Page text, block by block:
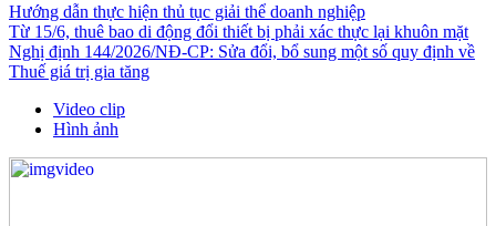
Hướng dẫn thực hiện thủ tục giải thể doanh nghiệp
Từ 15/6, thuê bao di động đổi thiết bị phải xác thực lại khuôn mặt
Nghị định 144/2026/NĐ-CP: Sửa đổi, bổ sung một số quy định về
Thuế giá trị gia tăng
Video clip
Hình ảnh